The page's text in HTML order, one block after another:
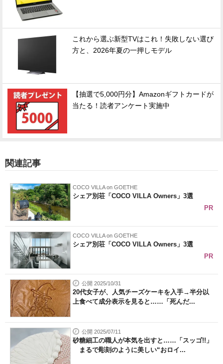
これから選ぶ新型TVはこれ！失敗しない選び
方と、2026年夏の一押しモデル
【抽選で5,000円分】Amazonギフトカードが
当たる！読者アンケート実施中
関連記事
COCO VILLA on GOETHE
シェア別荘「COCO VILLA Owners」3選
PR
COCO VILLA on GOETHE
シェア別荘「COCO VILLA Owners」3選
PR
公開 2025/10/31
20代女子が、人気チーズケーキを入手→半分以
上食べて成分表示を見ると……「死んだ...
公開 2025/07/11
砂糖細工の職人が本気を出すと……「スッゴ!!」
まるで彫刻のように美しい“おロイ...